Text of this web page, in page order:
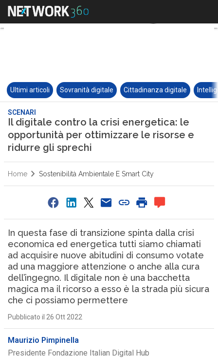
Ultimi articoli Sovranità digitale Cittadinanza digitale
SCENARI
Il digitale contro la crisi energetica: le
opportunità per ottimizzare le risorse e
ridurre gli sprechi
Home Sostenibilità Ambientale E Smart City
In questa fase di transizione spinta dalla crisi
economica ed energetica tutti siamo chiamati
ad acquisire nuove abitudini di consumo votate
ad una maggiore attenzione o anche alla cura
dell’ingegno. Il digitale non è una bacchetta
magica ma il ricorso a esso è la strada più sicura
che ci possiamo permettere
Pubblicato il 26 Ott 2022
Maurizio Pimpinella
Presidente Fondazione Italian Digital Hub